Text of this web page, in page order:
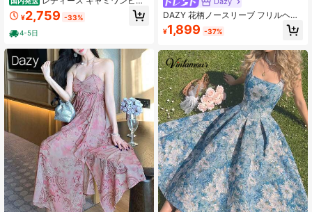
ス ロングワンピース ティアードワン
ピース レース フリル Aライン フレア
シルエット ハイウエスト 切り替え
着痩せ 脚長効果 体型カバー 骨格ウ
ェーブ 大人可愛い ガーリー フェミ
ニン フレンチガーリー ロマンティッ
ク 清楚 上品 デート 旅行 リゾート 海
ビーチ ビーチウェア 海外旅行 涼し
い 夏ワンピ ピンク マキシ丈 ノース
リーブ 20代 30代 お出かけ ワンマイ
ルウェア 女子会 食事会 お呼ばれ 裏
地あり 透けにくい 胸元レース 華奢
¥2,759 -33%
4-5日
DAZY 花柄ノースリーブ フリルヘム
スリットミディドレス レディース、
秋ドレス 長袖ドレス ボヘミアン バ
ス
¥1,899 -37%